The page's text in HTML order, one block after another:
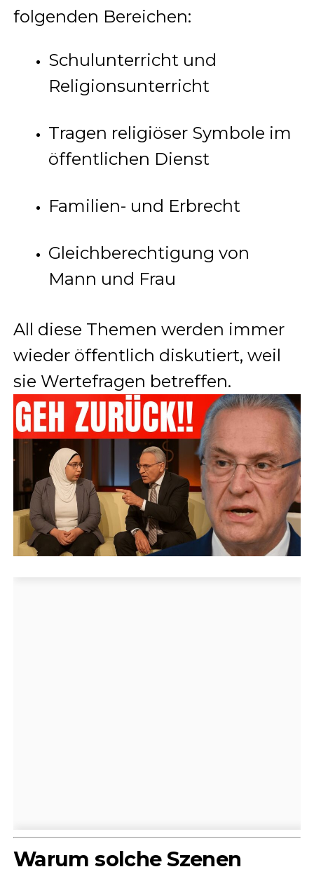
folgenden Bereichen:
Schulunterricht und
Religionsunterricht
Tragen religiöser Symbole im
öffentlichen Dienst
Familien- und Erbrecht
Gleichberechtigung von
Mann und Frau
All diese Themen werden immer
wieder öffentlich diskutiert, weil
sie Wertefragen betreffen.
Warum solche Szenen